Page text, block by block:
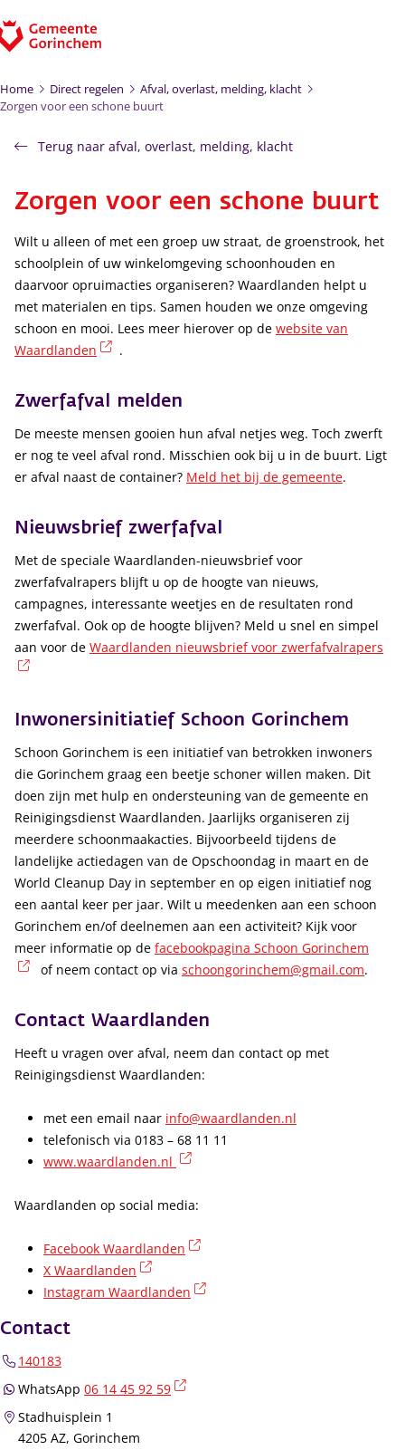
Home Direct regelen
Afval, overlast, melding, klacht
Zorgen voor een schone buurt
Terug naar afval, overlast, melding, klacht
Zorgen voor een schone buurt
Wilt u alleen of met een groep uw straat, de groenstrook, het
schoolplein of uw winkelomgeving schoonhouden en
daarvoor opruimacties organiseren? Waardlanden helpt u
met materialen en tips. Samen houden we onze omgeving
schoon en mooi. Lees meer hierover op de website van
Waardlanden
(externe link)
.
Zwerfafval melden
De meeste mensen gooien hun afval netjes weg. Toch zwerft
er nog te veel afval rond. Misschien ook bij u in de buurt. Ligt
er afval naast de container? Meld het bij de gemeente.
Nieuwsbrief zwerfafval
Met de speciale Waardlanden-nieuwsbrief voor
zwerfafvalrapers blijft u op de hoogte van nieuws,
campagnes, interessante weetjes en de resultaten rond
zwerfafval. Ook op de hoogte blijven? Meld u snel en simpel
aan voor de Waardlanden nieuwsbrief voor zwerfafvalrapers
Inwonersinitiatief Schoon Gorinchem
Schoon Gorinchem is een initiatief van betrokken inwoners
die Gorinchem graag een beetje schoner willen maken. Dit
doen zijn met hulp en ondersteuning van de gemeente en
Reinigingsdienst Waardlanden. Jaarlijks organiseren zij
meerdere schoonmaakacties. Bijvoorbeeld tijdens de
landelijke actiedagen van de Opschoondag in maart en de
World Cleanup Day in september en op eigen initiatief nog
een aantal keer per jaar. Wilt u meedenken aan een schoon
Gorinchem en/of deelnemen aan een activiteit? Kijk voor
meer informatie op de facebookpagina Schoon Gorinchem
(externe link)
of neem contact op via schoongorinchem@gmail.com.
Contact Waardlanden
Heeft u vragen over afval, neem dan contact op met
Reinigingsdienst Waardlanden:
met een email naar info@waardlanden.nl
telefonisch via 0183 – 68 11 11
www.waardlanden.nl
Waardlanden op social media:
Facebook Waardlanden
X Waardlanden
Instagram Waardlanden
Contact
140183
WhatsApp 06 14 45 92 59
Stadhuisplein 1
4205 AZ, Gorinchem